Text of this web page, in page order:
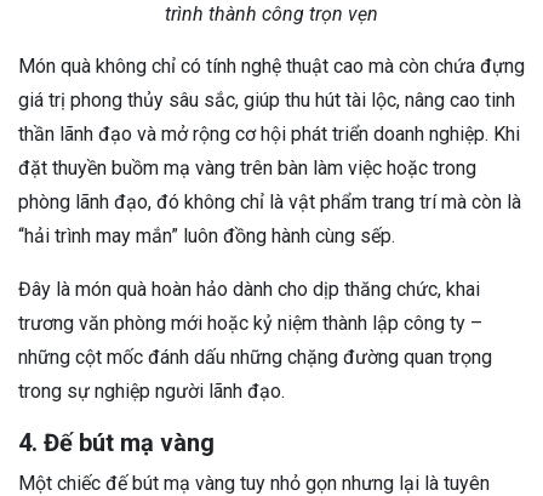
trình thành công trọn vẹn
Món quà không chỉ có tính nghệ thuật cao mà còn chứa đựng
giá trị phong thủy sâu sắc, giúp thu hút tài lộc, nâng cao tinh
thần lãnh đạo và mở rộng cơ hội phát triển doanh nghiệp. Khi
đặt thuyền buồm mạ vàng trên bàn làm việc hoặc trong
phòng lãnh đạo, đó không chỉ là vật phẩm trang trí mà còn là
“hải trình may mắn” luôn đồng hành cùng sếp.
Đây là món quà hoàn hảo dành cho dịp thăng chức, khai
trương văn phòng mới hoặc kỷ niệm thành lập công ty –
những cột mốc đánh dấu những chặng đường quan trọng
trong sự nghiệp người lãnh đạo.
4. Đế bút mạ vàng
Một chiếc đế bút mạ vàng tuy nhỏ gọn nhưng lại là tuyên